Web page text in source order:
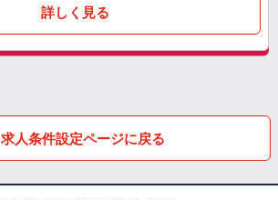
詳しく見る
求人条件設定ページに戻る